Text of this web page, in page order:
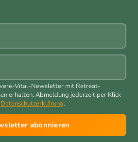
Vital-Newsletter mit Retreat-
erhalten. Abmeldung jederzeit per Klick
Datenschutzerklärung.
abonnieren